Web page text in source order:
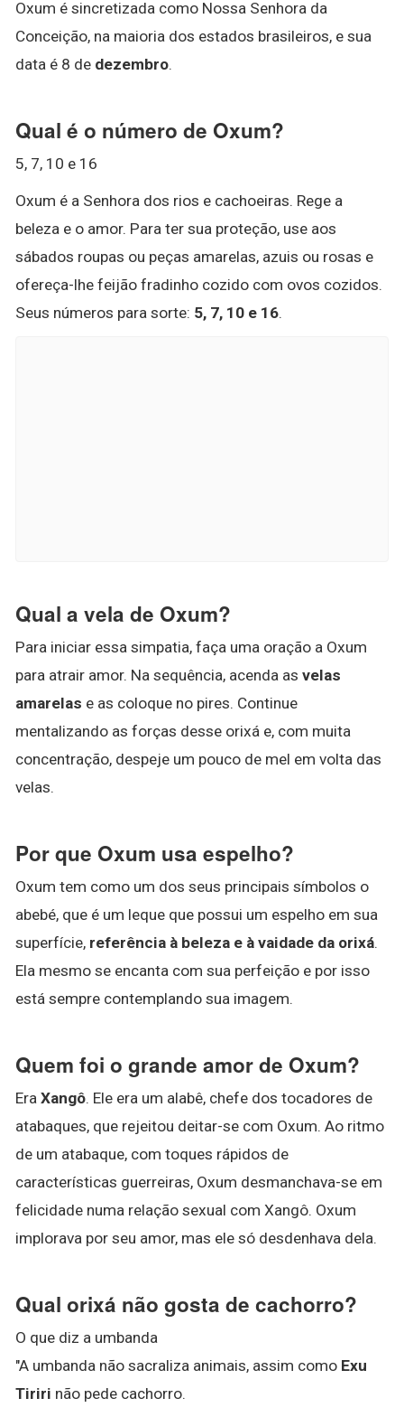
Oxum é sincretizada como Nossa Senhora da
Conceição, na maioria dos estados brasileiros, e sua
data é 8 de dezembro.
Qual é o número de Oxum?
5, 7, 10 e 16
Oxum é a Senhora dos rios e cachoeiras. Rege a
beleza e o amor. Para ter sua proteção, use aos
sábados roupas ou peças amarelas, azuis ou rosas e
ofereça-lhe feijão fradinho cozido com ovos cozidos.
Seus números para sorte: 5, 7, 10 e 16.
Qual a vela de Oxum?
Para iniciar essa simpatia, faça uma oração a Oxum
para atrair amor. Na sequência, acenda as velas
amarelas e as coloque no pires. Continue
mentalizando as forças desse orixá e, com muita
concentração, despeje um pouco de mel em volta das
velas.
Por que Oxum usa espelho?
Oxum tem como um dos seus principais símbolos o
abebé, que é um leque que possui um espelho em sua
superfície, referência à beleza e à vaidade da orixá.
Ela mesmo se encanta com sua perfeição e por isso
está sempre contemplando sua imagem.
Quem foi o grande amor de Oxum?
Era Xangô. Ele era um alabê, chefe dos tocadores de
atabaques, que rejeitou deitar-se com Oxum. Ao ritmo
de um atabaque, com toques rápidos de
características guerreiras, Oxum desmanchava-se em
felicidade numa relação sexual com Xangô. Oxum
implorava por seu amor, mas ele só desdenhava dela.
Qual orixá não gosta de cachorro?
O que diz a umbanda
"A umbanda não sacraliza animais, assim como Exu
Tiriri não pede cachorro.